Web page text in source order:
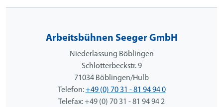
Arbeitsbühnen Seeger GmbH
Niederlassung Böblingen
Schlotterbeckstr. 9
71034 Böblingen/Hulb
Telefon:+49 (0) 70 31 - 81 94 94 0
Telefax: +49 (0) 70 31 - 81 94 94 2